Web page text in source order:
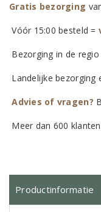
Gratis bezorging
Vóór 15:00 besteld =
Bezorging in de
Landelijke bezorging
Advies of vragen?
Meer dan 600
Productinformatie